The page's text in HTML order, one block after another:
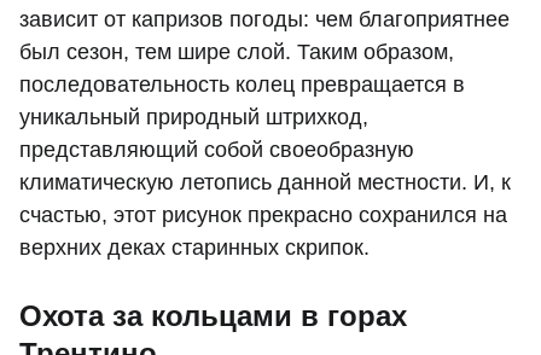
зависит от капризов погоды: чем благоприятнее
был сезон, тем шире слой. Таким образом,
последовательность колец превращается в
уникальный природный штрихкод,
представляющий собой своеобразную
климатическую летопись данной местности. И, к
счастью, этот рисунок прекрасно сохранился на
верхних деках старинных скрипок.
Охота за кольцами в горах